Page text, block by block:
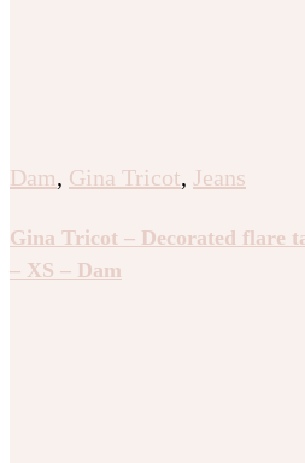
Dam, Gina Tricot, Jeans
Gina Tricot – Decorated flare
– XS – Dam